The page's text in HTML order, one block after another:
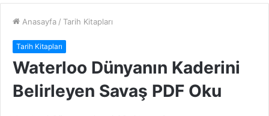
Anasayfa / Tarih Kitapları
Tarih Kitapları
Waterloo Dünyanın Kaderini
Belirleyen Savaş PDF Oku